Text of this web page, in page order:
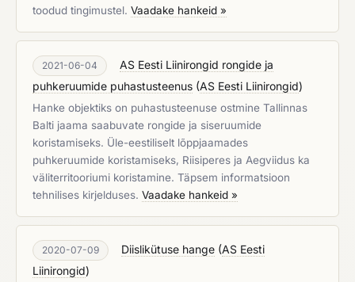
toodud tingimustel. Vaadake hankeid »
2021-06-04
AS Eesti Liinirongid rongide ja
puhkeruumide puhastusteenus (AS Eesti Liinirongid)
Hanke objektiks on puhastusteenuse ostmine Tallinnas
Balti jaama saabuvate rongide ja siseruumide
koristamiseks. Üle-eestiliselt lõppjaamades
puhkeruumide koristamiseks, Riisiperes ja Aegviidus ka
väliterritooriumi koristamine. Täpsem informatsioon
tehnilises kirjelduses. Vaadake hankeid »
2020-07-09 Diislikütuse hange (AS Eesti
Liinirongid)